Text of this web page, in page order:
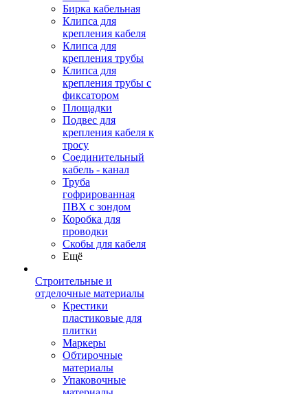
Бирка кабельная
Клипса для
крепления кабеля
Клипса для
крепления трубы
Клипса для
крепления трубы с
фиксатором
Площадки
Подвес для
крепления кабеля к
тросу
Соединительный
кабель - канал
Труба
гофрированная
ПВХ с зондом
Коробка для
проводки
Скобы для кабеля
Ещё
Строительные и
отделочные материалы
Крестики
пластиковые для
плитки
Маркеры
Обтирочные
материалы
Упаковочные